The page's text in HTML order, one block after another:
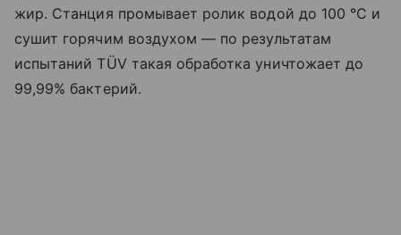
жир. Станция промывает ролик водой до 100 °C и
сушит горячим воздухом — по результатам
испытаний TÜV такая обработка уничтожает до
99,99% бактерий.